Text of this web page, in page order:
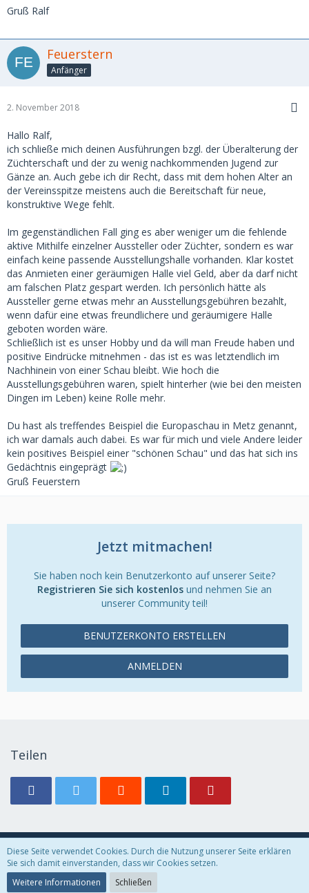
Gruß Ralf
Feuerstern
Anfänger
2. November 2018
Hallo Ralf,
ich schließe mich deinen Ausführungen bzgl. der Überalterung der
Züchterschaft und der zu wenig nachkommenden Jugend zur
Gänze an. Auch gebe ich dir Recht, dass mit dem hohen Alter an
der Vereinsspitze meistens auch die Bereitschaft für neue,
konstruktive Wege fehlt.
Im gegenständlichen Fall ging es aber weniger um die fehlende
aktive Mithilfe einzelner Aussteller oder Züchter, sondern es war
einfach keine passende Ausstellungshalle vorhanden. Klar kostet
das Anmieten einer geräumigen Halle viel Geld, aber da darf nicht
am falschen Platz gespart werden. Ich persönlich hätte als
Aussteller gerne etwas mehr an Ausstellungsgebühren bezahlt,
wenn dafür eine etwas freundlichere und geräumigere Halle
geboten worden wäre.
Schließlich ist es unser Hobby und da will man Freude haben und
positive Eindrücke mitnehmen - das ist es was letztendlich im
Nachhinein von einer Schau bleibt. Wie hoch die
Ausstellungsgebühren waren, spielt hinterher (wie bei den meisten
Dingen im Leben) keine Rolle mehr.
Du hast als treffendes Beispiel die Europaschau in Metz genannt,
ich war damals auch dabei. Es war für mich und viele Andere leider
kein positives Beispiel einer "schönen Schau" und das hat sich ins
Gedächtnis eingeprägt
Gruß Feuerstern
Jetzt mitmachen!
Sie haben noch kein Benutzerkonto auf unserer Seite?
Registrieren Sie sich kostenlos und nehmen Sie an
unserer Community teil!
BENUTZERKONTO ERSTELLEN
ANMELDEN
Teilen
Datenschutzerklärung Kontakt Impressum
Diese Seite verwendet Cookies. Durch die Nutzung unserer Seite erklären
Sie sich damit einverstanden, dass wir Cookies setzen.
Weitere Informationen
Schließen